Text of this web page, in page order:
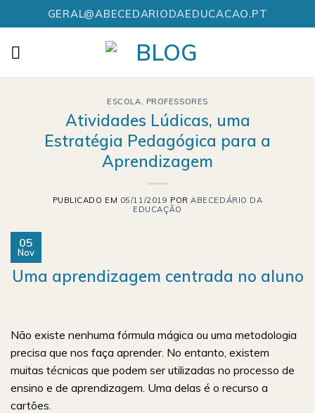
to
content
GERAL@ABECEDARIODAEDUCACAO.PT
ESCOLA, PROFESSORES
Atividades Lúdicas, uma
Estratégia Pedagógica para a
Aprendizagem
PUBLICADO EM 05/11/2019 PORABECEDÁRIO DA
EDUCAÇÃO
05
Nov
Uma aprendizagem centrada no aluno
Não existe nenhuma fórmula mágica ou uma metodologia
precisa que nos faça aprender. No entanto, existem
muitas técnicas que podem ser utilizadas no processo de
ensino e de aprendizagem. Uma delas é o recurso a
cartões.